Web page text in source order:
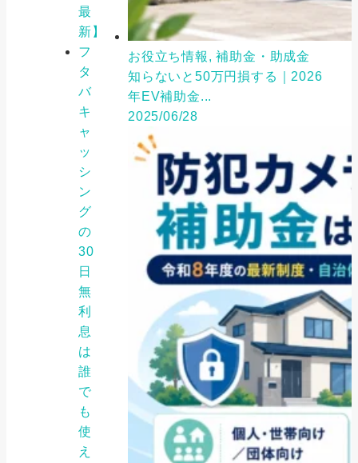
最
新】
フ
タ
バ
キ
ャ
ッ
シ
ン
グ
の
30
日
無
利
息
は
誰
で
も
使
え
お役立ち情報, 補助金・助成金
知らないと50万円損する｜2026
年EV補助金...
2025/06/28